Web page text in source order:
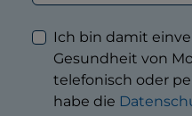
Ich bin damit
Gesundheit von
telefonisch oder
habe die